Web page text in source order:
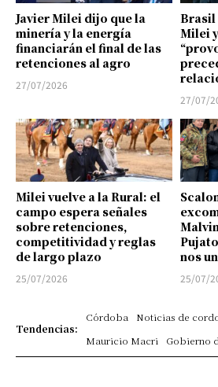
Javier Milei dijo que la
minería y la energía
financiarán el final de las
retenciones al agro
27/07/2026
Brasil
Milei
27/07/
Milei vuelve a la Rural: el
campo espera señales
sobre retenciones,
competitividad y reglas
de largo plazo
25/07/2026
nos
25/07/
Tendencias:
Córdoba Noticias de
Mauricio Macri
Gobierno